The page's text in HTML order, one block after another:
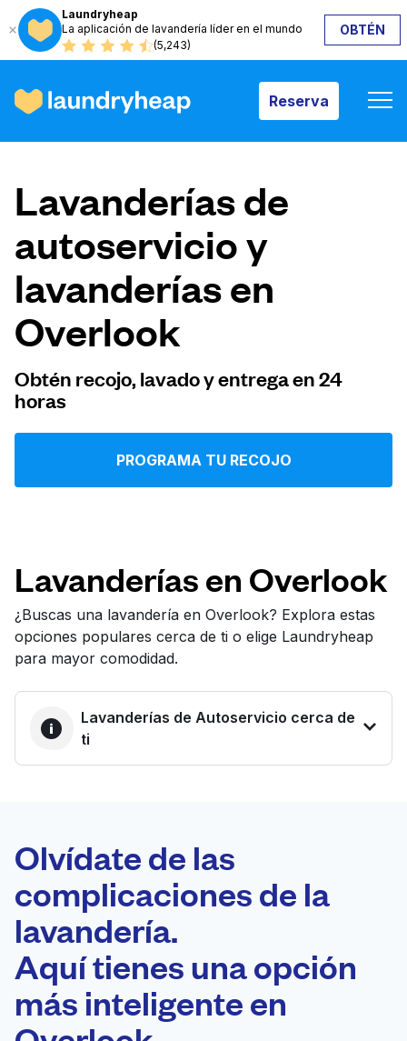
Laundryheap
La aplicación de lavandería líder en el mundo
(5,243)
OBTÉN
Reserva
Reserva
Cómo funciona
Precios y servicios
Quiénes somos
Iniciar sesión
United States ES
Lavanderías de
autoservicio y
lavanderías en
Overlook
Obtén recojo, lavado y entrega en 24
horas
PROGRAMA TU RECOJO
Lavanderías en Overlook
¿Buscas una lavandería en Overlook? Explora estas
opciones populares cerca de ti o elige Laundryheap
para mayor comodidad.
Lavanderías de Autoservicio cerca de
ti
Laundryheap.com
Programa tu recogida
0 min
Recojo y entrega
casa
Abierto 24/7
Olvídate de las
complicaciones de la
lavandería.
Aquí tienes una opción
más inteligente en